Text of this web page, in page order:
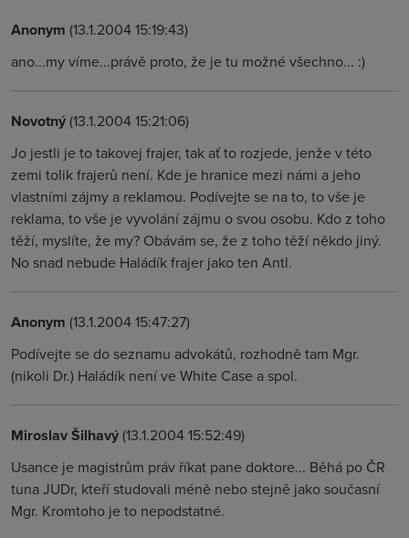
Anonym (13.1.2004 15:19:43)
ano...my víme...právě proto, že je tu možné všechno... :)
Novotný(13.1.2004 15:21:06)
Jo jestli je to takovej frajer, tak ať to rozjede, jenže v této
zemi tolik frajerů není. Kde je hranice mezi námi a jeho
vlastními zájmy a reklamou. Podívejte se na to, to vše je
reklama, to vše je vyvolání zájmu o svou osobu. Kdo z toho
těží, myslíte, že my? Obávám se, že z toho těží někdo jiný.
No snad nebude Haládík frajer jako ten Antl.
Anonym (13.1.2004 15:47:27)
Podívejte se do seznamu advokátů, rozhodně tam Mgr.
(nikoli Dr.) Haládík není ve White Case a spol.
Miroslav Šilhavý(13.1.2004 15:52:49)
Usance je magistrům práv říkat pane doktore... Běhá po ČR
tuna JUDr, kteří studovali méně nebo stejně jako současní
Mgr. Kromtoho je to nepodstatné.